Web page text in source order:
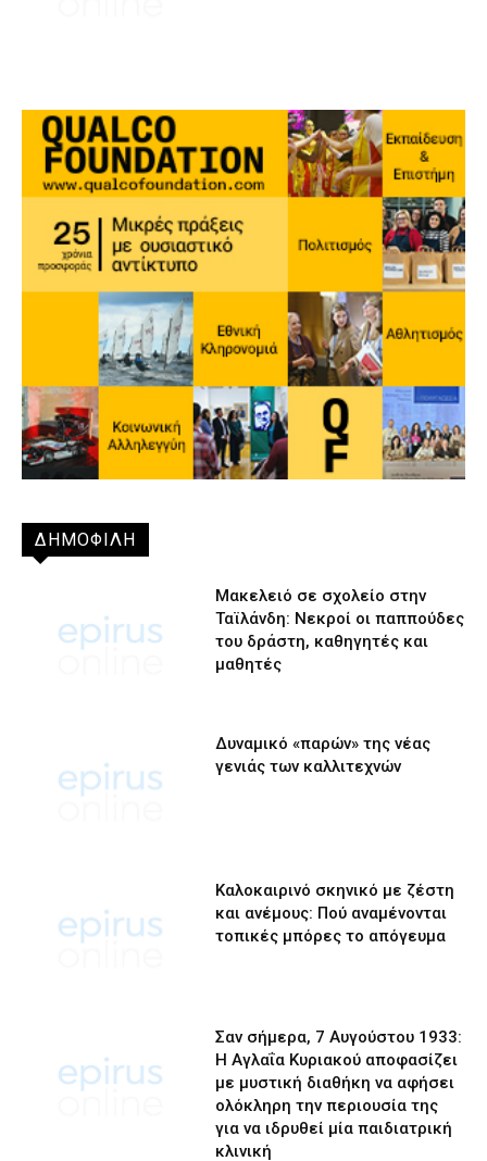
ΔΗΜΟΦΙΛΗ
Μακελειό σε σχολείο στην
Ταϊλάνδη: Νεκροί οι παππούδες
του δράστη, καθηγητές και
μαθητές
Δυναμικό «παρών» της νέας
γενιάς των καλλιτεχνών
Καλοκαιρινό σκηνικό με ζέστη
και ανέμους: Πού αναμένονται
τοπικές μπόρες το απόγευμα
Σαν σήμερα, 7 Αυγούστου 1933:
Η Αγλαΐα Κυριακού αποφασίζει
με μυστική διαθήκη να αφήσει
ολόκληρη την περιουσία της
για να ιδρυθεί μία παιδιατρική
κλινική